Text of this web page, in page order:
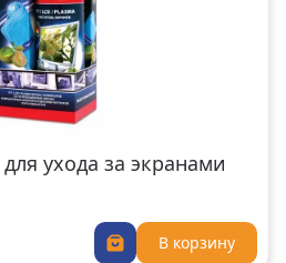
ухода за экранами
В корзину